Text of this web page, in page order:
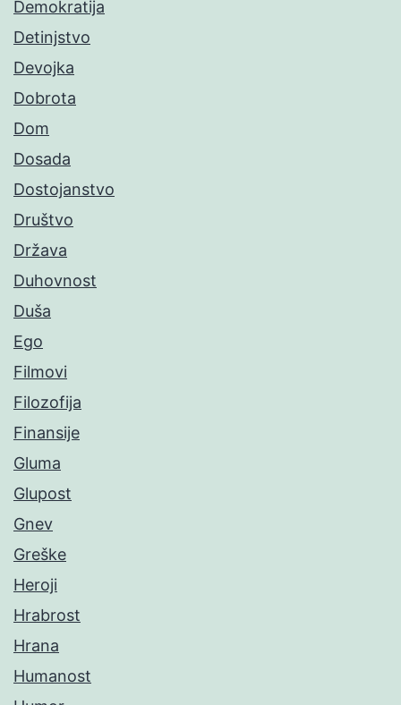
Demokratija
Detinjstvo
Devojka
Dobrota
Dom
Dosada
Dostojanstvo
Društvo
Država
Duhovnost
Duša
Ego
Filmovi
Filozofija
Finansije
Gluma
Glupost
Gnev
Greške
Heroji
Hrabrost
Hrana
Humanost